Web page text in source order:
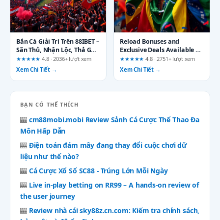
Bắn Cá Giải Trí Trên 88IBET –
Săn Thủ, Nhận Lộc, Thả Ga
Niềm Vui
★★★★★4.8 · 2036+ lượt xem
Xem Chi Tiết →
Reload Bonuses and
Exclusive Deals Available on
789k.ceo: A Realistic
Breakdown for Every Player
★★★★★4.8 · 2751+ lượt xem
Xem Chi Tiết →
BẠN CÓ THỂ THÍCH
🎰 cm88mobi.mobi Review Sảnh Cá Cược Thể Thao Đa
Môn Hấp Dẫn
🎰 Điện toán đám mây đang thay đổi cuộc chơi dữ
liệu như thế nào?
🎰 Cá Cược Xổ Số SC88 - Trúng Lớn Mỗi Ngày
🎰 Live in-play betting on RR99 – A hands-on review of
the user journey
🎰 Review nhà cái sky88z.cn.com: Kiểm tra chính sách,